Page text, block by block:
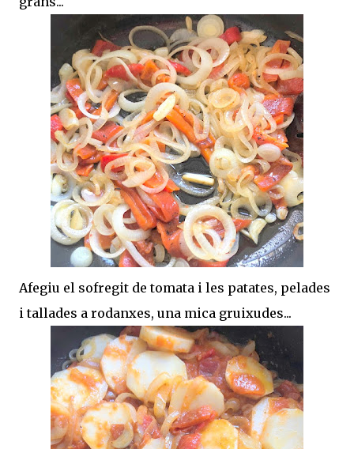
Afegiu el sofregit de tomata i les patates, pelades
i tallades a rodanxes, una mica gruixudes...